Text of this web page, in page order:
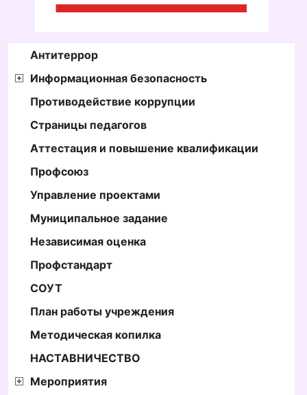
Антитеррор
Информационная безопасность
Противодействие коррупции
Страницы педагогов
Аттестация и повышение квалификации
Профсоюз
Управление проектами
Муниципальное задание
Независимая оценка
Профстандарт
СОУТ
План работы учреждения
Методическая копилка
НАСТАВНИЧЕСТВО
Мероприятия